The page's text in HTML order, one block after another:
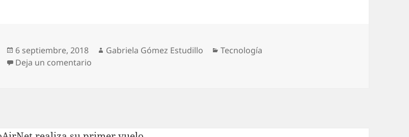
Publicado
el
6 septiembre, 2018 Autor
Gabriela Gómez Estudillo Categorías
Tecnología
Deja un comentario